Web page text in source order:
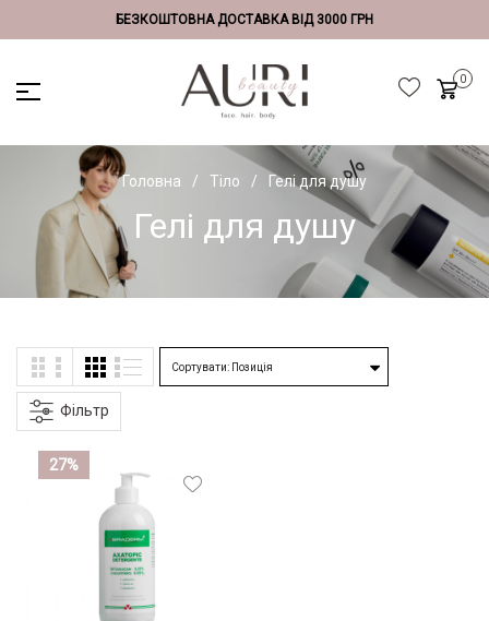
БЕЗКОШТОВНА ДОСТАВКА ВІД 3000 ГРН
Головна Тіло Гелі для душу
Гелі для душу
Фільтр
27%